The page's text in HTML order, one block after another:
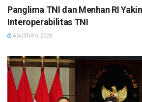
Panglima TNI dan Menhan RI
Interoperabilitas TNI
AGUSTUS 5, 2026